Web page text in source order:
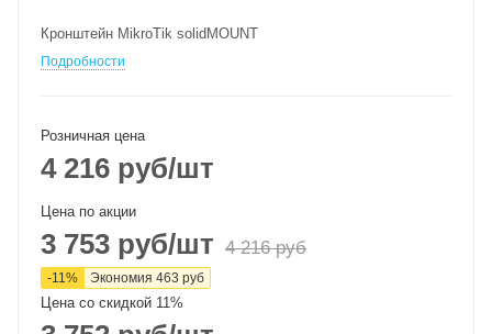
Кронштейн MikroTik solidMOUNT
Подробности
Розничная цена
4 216 руб/шт
Цена по акции
3 753 руб/шт 4 216руб
-11% Экономия 463 руб
Цена со скидкой 11%